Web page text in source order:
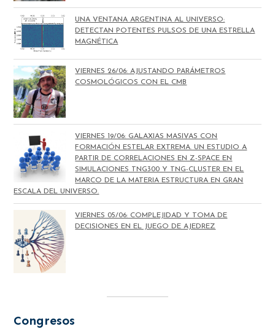
UNA VENTANA ARGENTINA AL UNIVERSO:
DETECTAN POTENTES PULSOS DE UNA ESTRELLA
MAGNÉTICA
VIERNES 26/06: AJUSTANDO PARÁMETROS
COSMOLÓGICOS CON EL CMB
VIERNES 19/06: GALAXIAS MASIVAS CON
FORMACIÓN ESTELAR EXTREMA. UN ESTUDIO A
PARTIR DE CORRELACIONES EN Z-SPACE EN
SIMULACIONES TNG300 Y TNG-CLUSTER EN EL
MARCO DE LA MATERIA ESTRUCTURA EN GRAN
ESCALA DEL UNIVERSO.
VIERNES 05/06: COMPLEJIDAD Y TOMA DE
DECISIONES EN EL JUEGO DE AJEDREZ
Congresos